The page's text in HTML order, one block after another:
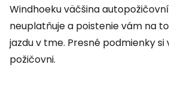
Windhoeku väčšina
neuplatňuje a poistenie vám na
jazdu v tme. Presné podmienky
požičovni.